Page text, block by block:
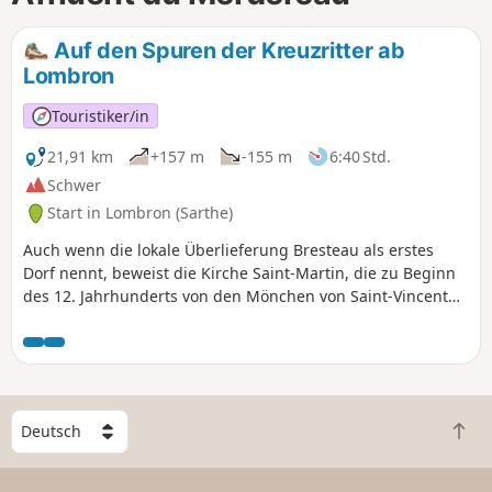
Auf den Spuren der Kreuzritter ab
Lombron
Touristiker/in
21,91 km
+157 m -155 m
6:40 Std.
Schwer
Start in Lombron (Sarthe)
Auch wenn die lokale Überlieferung Bresteau als erstes
Dorf nennt, beweist die Kirche Saint-Martin, die zu Beginn
des 12. Jahrhunderts von den Mönchen von Saint-Vincent
Dorfes Lombron. Diese sehr schöne Kirche, die tagsüber
geöffnet ist, ist sowohl wegen der Qualität ihrer Architektur
Jahrhundert auf ihrem alten Fundament umgebautes
Kirchenschiff und Kapellen) als auch wegen ihrer
Ausstattung (Statuen aus dem 16. Jahrhundert, darunter
W
ä
h
Z
u